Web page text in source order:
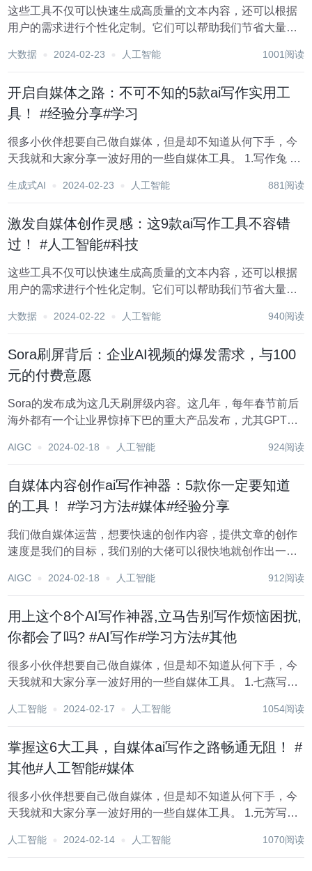
这些工具不仅可以快速生成高质量的文本内容，还可以根据
用户的需求进行个性化定制。它们可以帮助我们节省大量的
为大家详细介绍几个AI写作工具，让你在写作领域更上一层
大数据 2024-02-23 人工智能 1001阅读
开启自媒体之路：不可不知的5款ai写作实用工
具！ #经验分享#学习
很多小伙伴想要自己做自媒体，但是却不知道从何下手，今
天我就和大家分享一波好用的一些自媒体工具。 1.写作兔 这
手包括，ai论文,ai开题报告、ai公文写作、ai商业计划书、文
生成式AI 2024-02-23 人工智能 881阅读
激发自媒体创作灵感：这9款ai写作工具不容错
过！ #人工智能#科技
这些工具不仅可以快速生成高质量的文本内容，还可以根据
用户的需求进行个性化定制。它们可以帮助我们节省大量的
为大家详细介绍几个AI写作工具，让你在写作领域更上一层
大数据 2024-02-22 人工智能 940阅读
Sora刷屏背后：企业AI视频的爆发需求，与100
元的付费意愿
Sora的发布成为这几天刷屏级内容。这几年，每年春节前后
海外都有一个让业界惊掉下巴的重大产品发布，尤其GPT和
频的新产品，正好切中了当下业界超高的视频需求。不过在
AIGC 2024-02-18 人工智能 924阅读
自媒体内容创作ai写作神器：5款你一定要知道
的工具！ #学习方法#媒体#经验分享
我们做自媒体运营，想要快速的创作内容，提供文章的创作
速度是我们的目标，我们别的大佬可以很快地就创作出一篇
作技巧，下面小编就跟大家分享如何利用自媒体工具辅助自
AIGC 2024-02-18 人工智能 912阅读
用上这个8个AI写作神器,立马告别写作烦恼困扰,
你都会了吗? #AI写作#学习方法#其他
很多小伙伴想要自己做自媒体，但是却不知道从何下手，今
天我就和大家分享一波好用的一些自媒体工具。 1.七燕写作
AI训练，内置智能对话机器人、图片设计、AI模型训练、文
人工智能 2024-02-17 人工智能 1054阅读
掌握这6大工具，自媒体ai写作之路畅通无阻！ #
其他#人工智能#媒体
很多小伙伴想要自己做自媒体，但是却不知道从何下手，今
天我就和大家分享一波好用的一些自媒体工具。 1.元芳写作
助手包括，ai论文,ai开题报告、ai公文写作、ai商业计划书、
人工智能 2024-02-14 人工智能 1070阅读